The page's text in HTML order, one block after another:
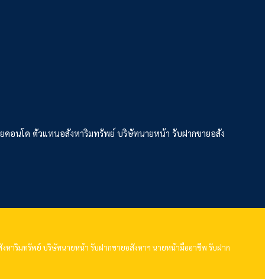
อนโด ตัวแทนอสังหาริมทรัพย์ บริษัทนายหน้า รับฝากขายอสัง
าริมทรัพย์ บริษัทนายหน้า รับฝากขายอสังหาฯ นายหน้ามืออาชีพ รับฝาก